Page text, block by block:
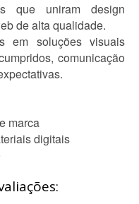
que uniram design
de alta qualidade.
em soluções visuais
comunicação
marca
digitais